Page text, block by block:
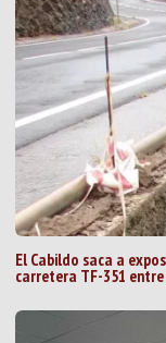
El Cabildo saca a
carretera TF-351 entre